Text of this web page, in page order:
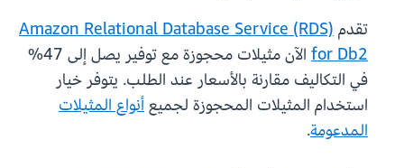
تقدمAmazon Relational Database Service (RDS)
for Db2
الآن مثيلات محجوزة مع توفير يصل إلى 47%
في التكاليف مقارنة بالأسعار عند الطلب. يتوفر خيار
استخدام المثيلات المحجوزة لجميعأنواع المثيلات
المدعومة.